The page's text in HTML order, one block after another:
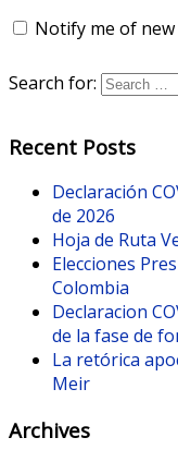
Notify me of
Search for:
Recent Posts
Declaración
de 2026
Hoja de Ruta
Elecciones
Colombia
Declaracion
de la fase de
La retórica
Meir
Archives